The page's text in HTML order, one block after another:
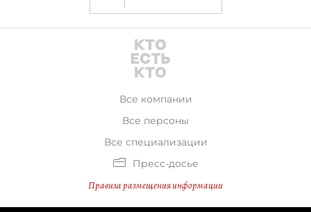
Все компании
Все персоны
Все специализации
Пресс-досье
Правила размещения информации